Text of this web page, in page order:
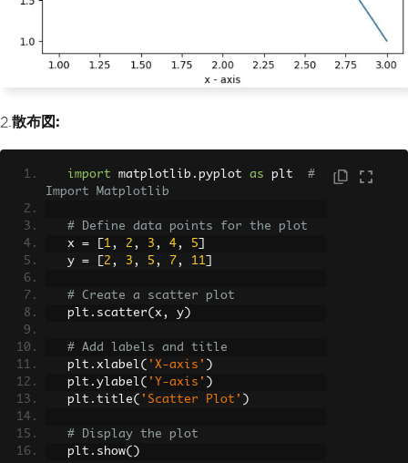
2. 散布図:
import matplotlib . pyplot as plt #
Import Matplotlib
# Define data points for the plot
   x
= 1 , 2 , 3 , 4 , 5
   y
= 2 , 3 , 5 , 7 , 11
# Create a scatter plot
   plt
. scatter( x , y )
# Add labels and title
   plt
. xlabel ( 'X-axis' )
   plt
. ylabel ( 'Y-axis' )
   plt
. title( 'Scatter Plot' )
# Display the plot
   plt
. show()